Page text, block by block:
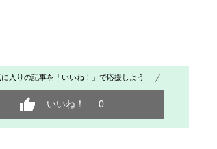
に入りの記事を「いいね！」で応援しよう
いいね！ 0